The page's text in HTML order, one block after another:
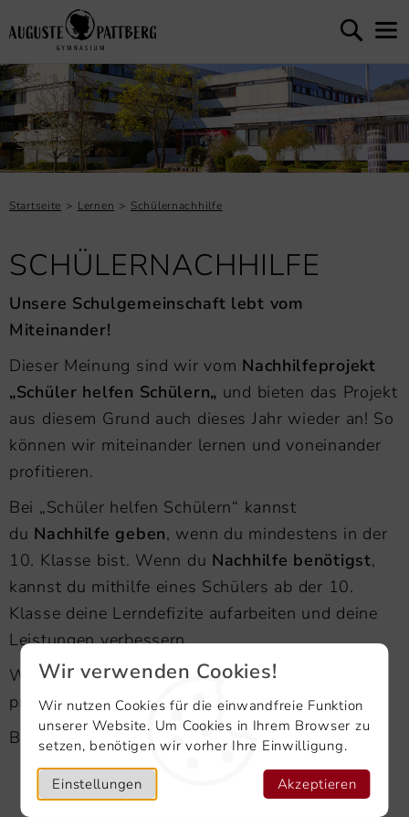
Wir verwenden Cookies!
Wir nutzen Cookies für die einwandfreie Funktion
unserer Website. Um Cookies in Ihrem Browser zu
setzen, benötigen wir vorher Ihre Einwilligung.
Einstellungen Akzeptieren
Startseite Lernen Schülernachhilfe
SCHÜLERNACHHILFE
Unsere Schulgemeinschaft lebt vom
Miteinander!
Dieser Meinung sind wir vom Nachhilfeprojekt
„Schüler helfen Schülern„ und bieten das Projekt
aus diesem Grund auch dieses Jahr wieder an! So
können wir miteinander lernen und voneinander
profitieren.
Bei „Schüler helfen Schülern“ kannst
du Nachhilfe geben, wenn du mindestens in der
10. Klasse bist. Wenn du Nachhilfe benötigst,
kannst du mithilfe eines Schülers ab der 10.
Klasse deine Lerndefizite aufarbeiten und deine
Leistungen verbessern.
Wir freuen und schon auf motivierte und
produktive Nachhilfepartnerschaften,
Brigitte Schön und Joachim Schick
NACHHILFEVERTRAG